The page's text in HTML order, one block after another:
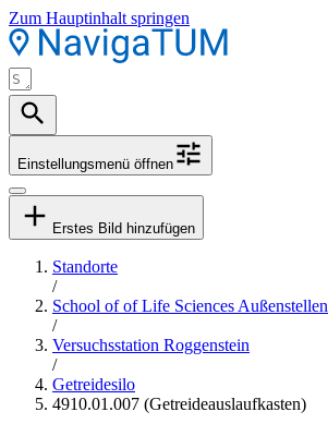
Zum Hauptinhalt springen
Einstellungsmenü öffnen
Erstes Bild hinzufügen
Standorte
/
School of of Life Sciences Außenstellen
/
Versuchsstation Roggenstein
/
Getreidesilo
4910.01.007 (Getreideauslaufkasten)